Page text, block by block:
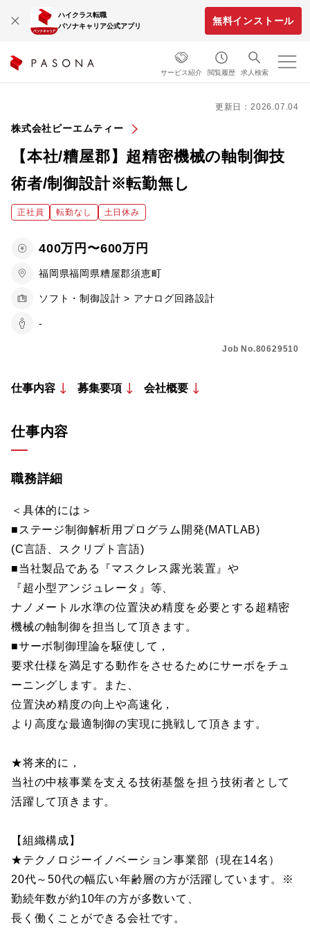
ハイクラス転職
パソナキャリア公式アプリ
無料インストール
サービス紹介 閲覧履歴 求人検索
更新日：2026.07.04
株式会社ピーエムティー
【本社/糟屋郡】超精密機械の軸制御技
術者/制御設計※転勤無し
正社員 転勤なし 土日休み
400万円〜600万円
福岡県福岡県糟屋郡須恵町
ソフト・制御設計 > アナログ回路設計
-
Job No.80629510
仕事内容 募集要項 会社概要
仕事内容
職務詳細
＜具体的には＞
■ステージ制御解析用プログラム開発(MATLAB)
(C言語、スクリプト言語)
■当社製品である『マスクレス露光装置』や
『超小型アンジュレータ』等、
ナノメートル水準の位置決め精度を必要とする超精密
機械の軸制御を担当して頂きます。
■サーボ制御理論を駆使して，
要求仕様を満足する動作をさせるためにサーボをチュ
ーニングします。また、
位置決め精度の向上や高速化，
より高度な最適制御の実現に挑戦して頂きます。
★将来的に，
当社の中核事業を支える技術基盤を担う技術者として
活躍して頂きます。
【組織構成】
★テクノロジーイノベーション事業部（現在14名）
20代～50代の幅広い年齢層の方が活躍しています。※
勤続年数が約10年の方が多数いて、
長く働くことができる会社です。